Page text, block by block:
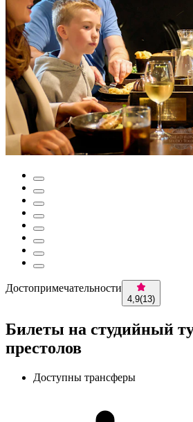
Достопримечательности
4,9(13)
Билеты на студийный
престолов
Доступны трансферы